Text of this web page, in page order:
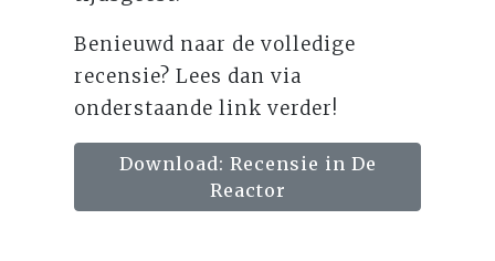
Benieuwd naar de volledige
recensie? Lees dan via
onderstaande link verder!
Download: Recensie in De
Reactor